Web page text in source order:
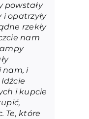
powstały
i opatrzyły
rzekły
nam
nam, i
i kupcie
Te, które